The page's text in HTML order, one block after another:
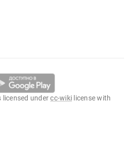
licensed undercc-wiki license with